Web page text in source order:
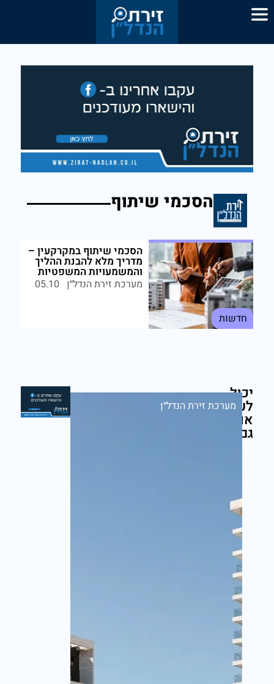
יכול
לעניין
אותך
גם
מערכת זירת הנדל״ן
הסכמי שיתוף
חדשות
הסכמי שיתוף במקרקעין –
מדריך מלא להבנת ההליך
והמשמעויות המשפטיות
מערכת זירת הנדל״ן 05.10